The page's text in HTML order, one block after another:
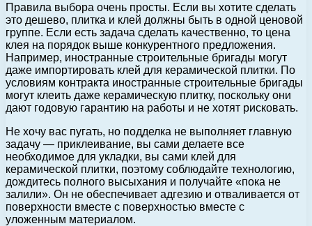
Правила выбора очень просты. Если вы хотите сделать
это дешево, плитка и клей должны быть в одной ценовой
группе. Если есть задача сделать качественно, то цена
клея на порядок выше конкурентного предложения.
Например, иностранные строительные бригады могут
даже импортировать клей для керамической плитки. По
условиям контракта иностранные строительные бригады
могут клеить даже керамическую плитку, поскольку они
дают годовую гарантию на работы и не хотят рисковать.
Не хочу вас пугать, но подделка не выполняет главную
задачу — приклеивание, вы сами делаете все
необходимое для укладки, вы сами клей для
керамической плитки, поэтому соблюдайте технологию,
дождитесь полного высыхания и получайте «пока не
залили». Он не обеспечивает адгезию и отваливается от
поверхности вместе с поверхностью вместе с
уложенным материалом.